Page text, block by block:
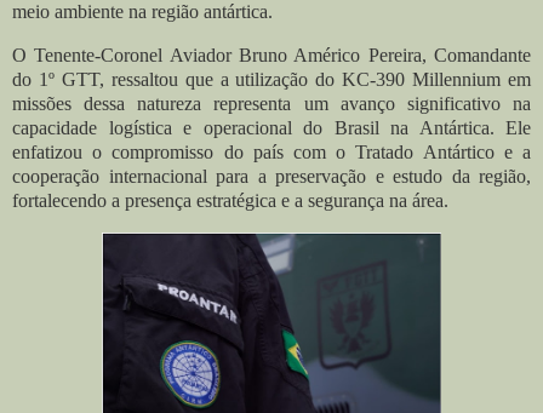
meio ambiente na região antártica.
O Tenente-Coronel Aviador Bruno Américo Pereira, Comandante
do 1º GTT, ressaltou que a utilização do KC-390 Millennium em
missões dessa natureza representa um avanço significativo na
capacidade logística e operacional do Brasil na Antártica. Ele
enfatizou o compromisso do país com o Tratado Antártico e a
cooperação internacional para a preservação e estudo da região,
fortalecendo a presença estratégica e a segurança na área.